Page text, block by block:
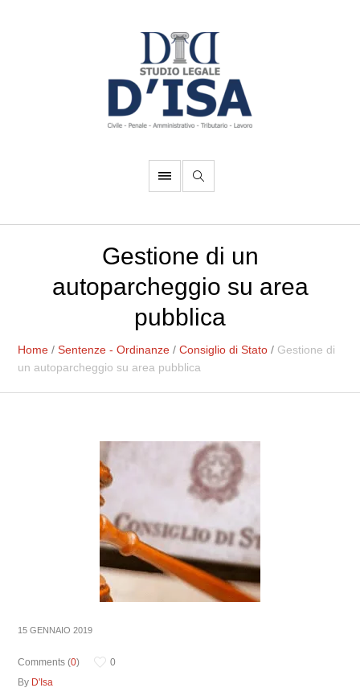
Gestione di un
autoparcheggio su area
pubblica
Home /Sentenze - Ordinanze /Consiglio di Stato / Gestione di
un autoparcheggio su area pubblica
15 GENNAIO 2019
Comments (0)
0
By D'Isa